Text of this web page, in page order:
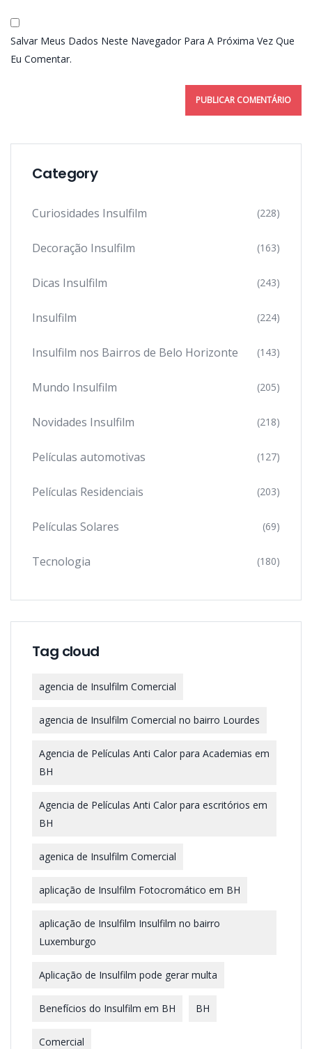
Salvar Meus Dados Neste Navegador Para A Próxima Vez Que
Eu Comentar.
Category
Curiosidades Insulfilm (228)
Decoração Insulfilm (163)
Dicas Insulfilm (243)
Insulfilm (224)
Insulfilm nos Bairros de Belo Horizonte (143)
Mundo Insulfilm (205)
Novidades Insulfilm (218)
Películas automotivas (127)
Películas Residenciais (203)
Películas Solares (69)
Tecnologia (180)
Tag cloud
agencia de Insulfilm Comercial
agencia de Insulfilm Comercial no bairro Lourdes
Agencia de Películas Anti Calor para Academias em
BH
Agencia de Películas Anti Calor para escritórios em
BH
agenica de Insulfilm Comercial
aplicação de Insulfilm Fotocromático em BH
aplicação de Insulfilm Insulfilm no bairro
Luxemburgo
Aplicação de Insulfilm pode gerar multa
Benefícios do Insulfilm em BH BH
Comercial